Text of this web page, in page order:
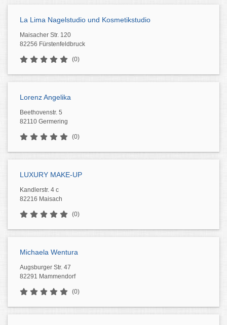
La Lima Nagelstudio und Kosmetikstudio
Maisacher Str. 120
82256 Fürstenfeldbruck
(0)
Lorenz Angelika
Beethovenstr. 5
82110 Germering
(0)
LUXURY MAKE-UP
Kandlerstr. 4 c
82216 Maisach
(0)
Michaela Wentura
Augsburger Str. 47
82291 Mammendorf
(0)